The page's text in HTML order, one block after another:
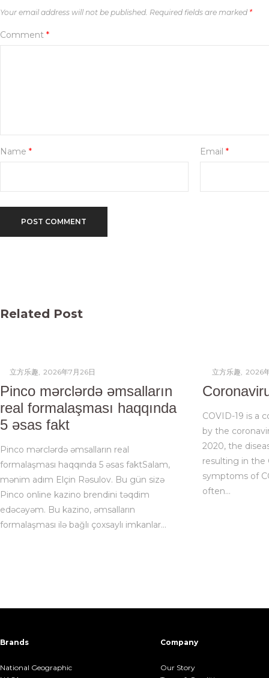
Your email address will not be published. Required fields are marked *
Comment *
Name * Email*
Related Post
立方乐趣 Posted
2026年7月26日
Pinco mərclərdə əmsalların
real formalaşması haqqında
5 əsas fakt
Pinco mərclərdə əmsalların real
formalaşması haqqında 5 əsas faktSalam,
mənim adım Elçin Rəsulov. Bu gün sizə
Pinco online kazino brendini təqdim
edəcəyəm. Bu kazino, əmsalların
formalaşması ilə bağlı çoxsaylı imkanlar…
立方乐趣 Posted
2026
COVID-19 is a
by the
2020, the
resulting in the
symptoms of
often…
Brands
National Geographic
Company
Our Story